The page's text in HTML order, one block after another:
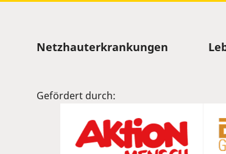
Sitemap
Netzhauterkrankungen
Gefördert durch: